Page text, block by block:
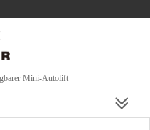
Mini-Autolift